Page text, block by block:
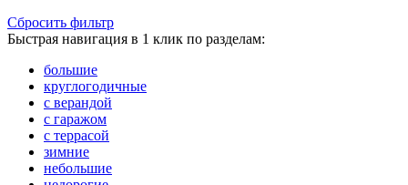
Сбросить фильтр
Быстрая навигация в 1 клик по разделам:
большие
круглогодичные
с верандой
с гаражом
с террасой
зимние
небольшие